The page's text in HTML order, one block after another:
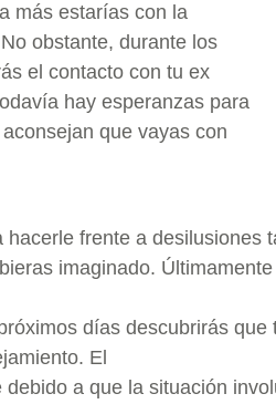
más estarías con la
obstante, durante los
el contacto con tu ex
hay esperanzas para
que vayas con
hacerle frente a desilusiones
imaginado.
días descubrirás
El
a que la situación